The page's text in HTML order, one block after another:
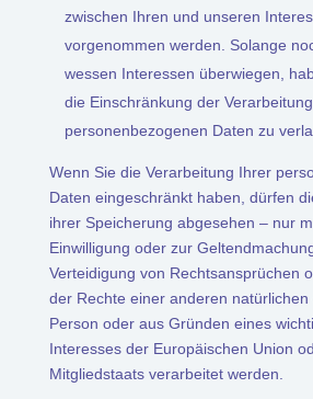
zwischen Ihren und unseren
vorgenommen werden. Solange
wessen Interessen überwiegen,
die Einschränkung der
personenbezogenen Daten zu
Wenn Sie die Verarbeitung Ihrer
Daten eingeschränkt haben, dürfen
ihrer Speicherung abgesehen – nur
Einwilligung oder zur
Verteidigung von Rechtsansprüchen
der Rechte einer anderen natürlichen
Person oder aus Gründen eines
Interesses der Europäischen Union
Mitgliedstaats verarbeitet werden.